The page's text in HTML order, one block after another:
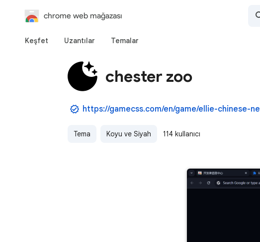
chrome web mağazası
Keşfet Uzantılar Temalar
chester zoo
Tema Koyu ve Siyah 114 kullanıcı